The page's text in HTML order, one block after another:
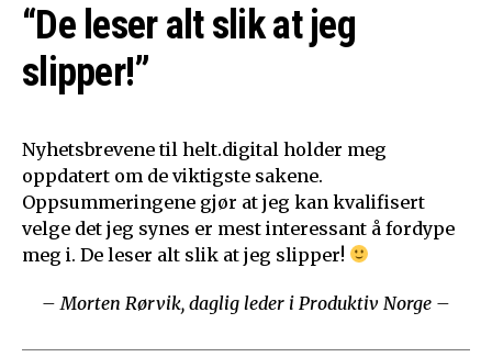
“De leser alt slik at jeg
slipper!”
Nyhetsbrevene til helt.digital holder meg
oppdatert om de viktigste sakene.
Oppsummeringene gjør at jeg kan kvalifisert
velge det jeg synes er mest interessant å fordype
meg i. De leser alt slik at jeg slipper!
– Morten Rørvik, daglig leder i Produktiv Norge –